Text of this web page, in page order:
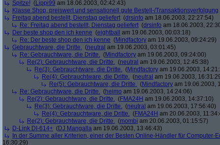
Spitze! (Lippi99 am 18.06.2003, 02:42:43)
Klasse Shop, preiswert und sensationell gute Bestell-/Transaktionsverfolgung
Freitag abend bestellt, Dienstag geliefert (drsinfo am 18.06.2003, 22:27:54)
Re: Freitag abend bestellt, Dienstag geliefert (drsinfo am 18.06.2003,
Der beste shop den ich kenne (eightball
am 19.06.2003, 00:03:18)
Re: Der beste shop den ich kenne (Mindfactory am 19.06.2003, 09:24:29)
Gebrauchtware, die Dritte. (neutral am 19.06.2003, 03:01:45)
Re: Gebrauchtware, die Dritte. (Mindfactory am 19.06.2003, 09:24:00)
Re(2): Gebrauchtware, die Dritte. (neutral am 19.06.2003, 12:45:38)
Re(3): Gebrauchtware, die Dritte. (Mindfactory am 19.06.2003,
Re(4): Gebrauchtware, die Dritte. (neutral am 19.06.2003,
Re(5): Gebrauchtware, die Dritte. (Mindfactory am 19.06.2003,
Re: Gebrauchtware, die Dritte. (heimo am 19.06.2003, 14:24:06)
Re(2): Gebrauchtware, die Dritte. (FMA24H am 19.06.2003, 14:37:10)
Re(3): Gebrauchtware, die Dritte. (neutral am 19.06.2003, 17:56:40)
Re(4): Gebrauchtware, die Dritte. (FMA24H am 20.06.2003,
Re(2): Gebrauchtware, die Dritte. (mombi am 20.06.2003, 01:15:57)
D-Link DI-614+ (DJ Mangalla am 19.06.2003, 13:46:43)
In der Summe aller Kriterien, einer der Besten Online-Händler für Computer-
16:30:29)